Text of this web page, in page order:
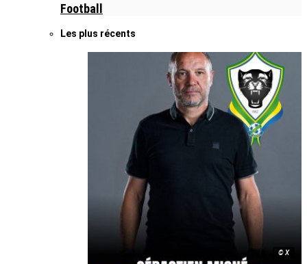
Football
Les plus récents
© X